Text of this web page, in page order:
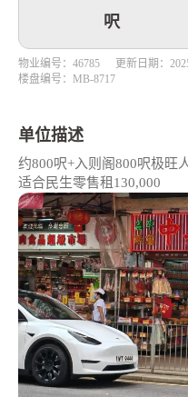
呎
物业编号：46785
楼盘编号：MB-8717
更新日期：
单位描述
约800呎+入则阁800呎极旺
适合民生零售租130,000